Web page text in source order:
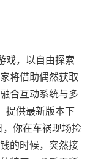
戏，以自由探索
将借助偶然获取
合互动系统与多
提供最新版本下
你在车祸现场捡
的时候，突然接